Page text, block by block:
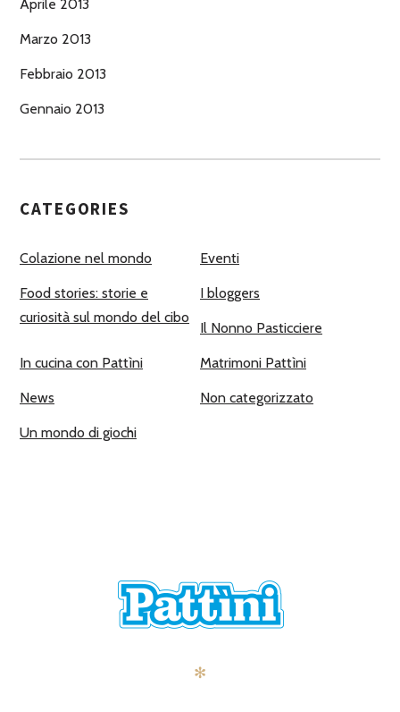
Aprile 2013
Marzo 2013
Febbraio 2013
Gennaio 2013
CATEGORIES
Colazione nel mondo Eventi
Food stories: storie e
curiosità sul mondo del cibo
I bloggers
Il Nonno Pasticciere
In cucina con Pattìni Matrimoni Pattìni
News Non categorizzato
Un mondo di giochi
✻